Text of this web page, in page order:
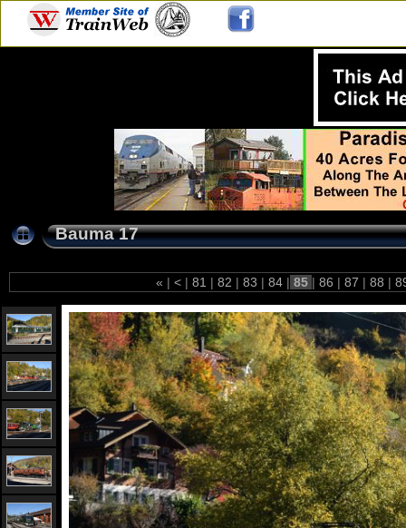
Bauma 17
« | < | 81 | 82 | 83 | 84 | 85 | 86 | 87 | 88 |